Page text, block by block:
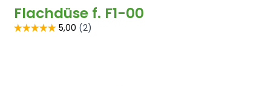
Flachdüse f. F1-00